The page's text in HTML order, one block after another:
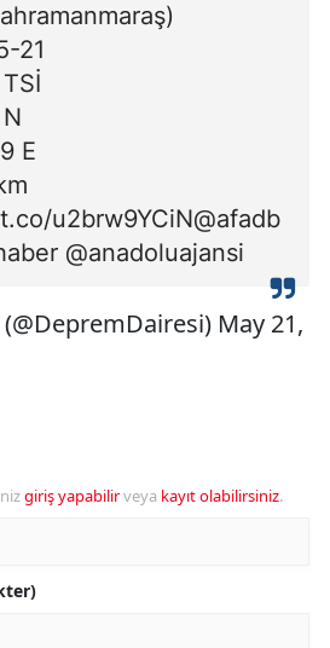
21
E
u2brw9YCiN@afadb
@anadoluajansi
May 21,
giriş yapabilirveya kayıt olabilirsiniz.